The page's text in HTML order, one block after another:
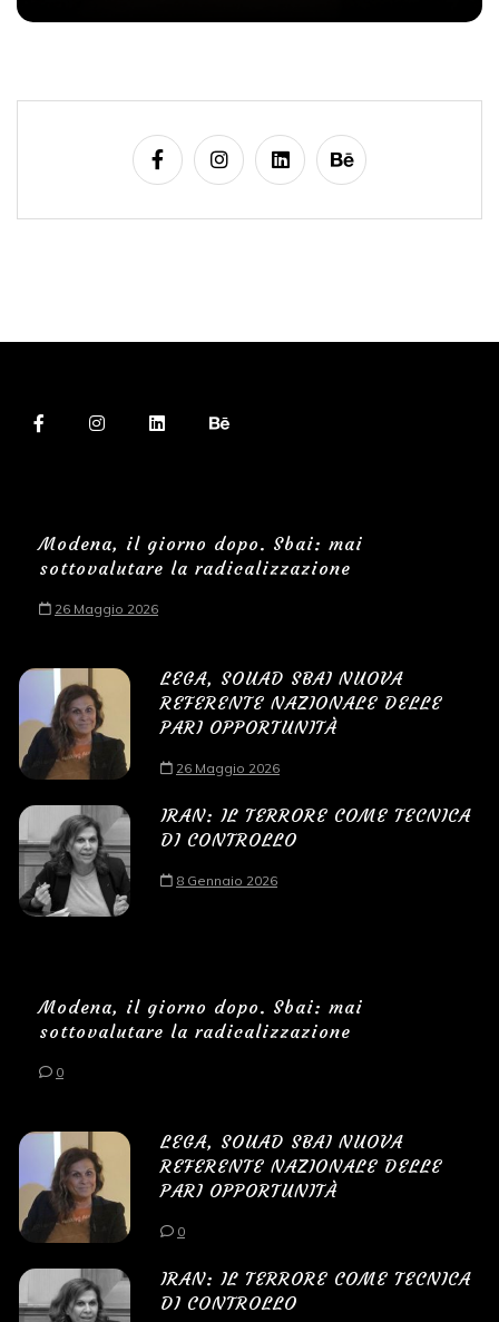
Modena, il giorno dopo. Sbai: mai
sottovalutare la radicalizzazione
26 Maggio 2026
LEGA, SOUAD SBAI NUOVA
REFERENTE NAZIONALE DELLE
PARI OPPORTUNITÀ
26 Maggio 2026
IRAN: IL TERRORE COME TECNICA
DI CONTROLLO
8 Gennaio 2026
Modena, il giorno dopo. Sbai: mai
sottovalutare la radicalizzazione
0
LEGA, SOUAD SBAI NUOVA
REFERENTE NAZIONALE DELLE
PARI OPPORTUNITÀ
0
IRAN: IL TERRORE COME TECNICA
DI CONTROLLO